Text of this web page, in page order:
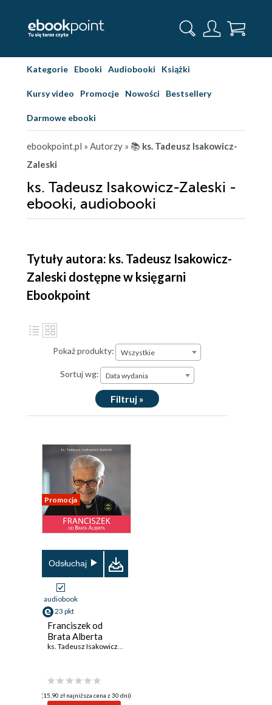
Kategorie Ebooki Audiobooki Książki
Kursy video Promocje Nowości Bestsellery
Darmowe ebooki
ebookpoint.pl » Autorzy » 📚 ks. Tadeusz Isakowicz-
Zaleski
ks. Tadeusz Isakowicz-Zaleski -
ebooki, audiobooki
Tytuły autora: ks. Tadeusz Isakowicz-
Zaleski dostępne w księgarni
Ebookpoint
Pokaż produkty: Wszystkie
Sortuj wg: Data wydania
Filtruj »
Promocja
Odsłuchaj
audiobook
23 pkt
Franciszek od
Brata Alberta
ks. Tadeusz Isakowicz-Zaleski
(15,90 zł najniższa cena z 30 dni)